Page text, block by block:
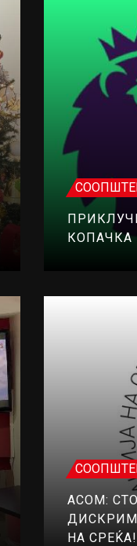
КОПАЧКА
АСОМ:
НА СРЕЌА!